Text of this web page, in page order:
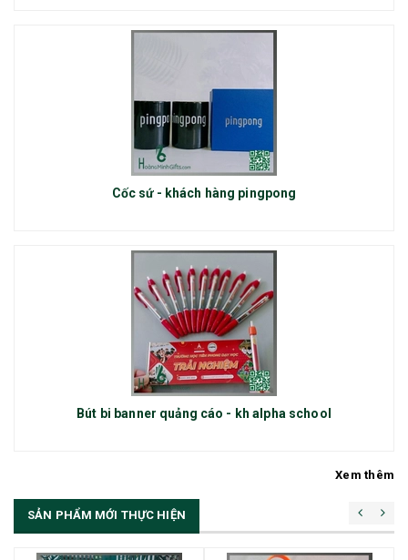
Cốc sứ - khách hàng pingpong
Bút bi banner quảng cáo - kh alpha school
Xem thêm
SẢN PHẨM MỚI THỰC HIỆN